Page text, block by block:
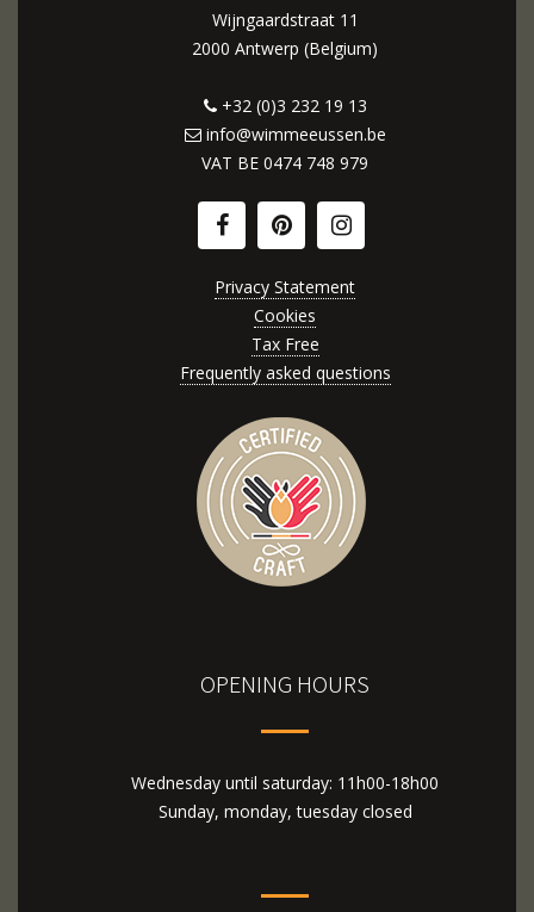
Wijngaardstraat 11
2000 Antwerp (Belgium)
+32 (0)3 232 19 13
info@wimmeeussen.be
VAT BE 0474 748 979
Privacy Statement
Cookies
Tax Free
Frequently asked questions
OPENING HOURS
Wednesday until saturday: 11h00-18h00
Sunday, monday, tuesday closed